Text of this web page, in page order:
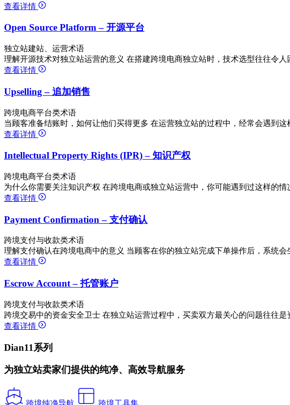
查看详情
Open Source Platform – 开源平台
独立站建站、运营术语
理解开源技术对独立站运营的意义 在搭建跨境电商独立站时，技术选型往往令
查看详情
Upselling – 追加销售
跨境电商平台类术语
当顾客准备结账时，如何让他们买得更多 在运营独立站的过程中，经常会遇到
查看详情
Intellectual Property Rights (IPR) – 知识产权
跨境电商平台类术语
为什么你需要关注知识产权 在跨境电商或独立站运营中，你可能遇到过这样的
查看详情
Payment Confirmation – 支付确认
跨境支付与收款类术语
理解支付确认在跨境电商中的意义 当顾客在你的独立站完成下单操作后，系
查看详情
Escrow Account – 托管账户
跨境支付与收款类术语
跨境交易中的资金安全卫士 在独立站运营过程中，买卖双方最关心的问题往往
查看详情
Dian11系列
为独立站卖家们提供的纯净、高效导航服务
跨境纯净导航 跨境工具集